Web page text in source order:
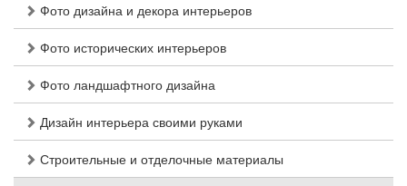
Фото дизайна и декора интерьеров
Фото исторических интерьеров
Фото ландшафтного дизайна
Дизайн интерьера своими руками
Строительные и отделочные материалы